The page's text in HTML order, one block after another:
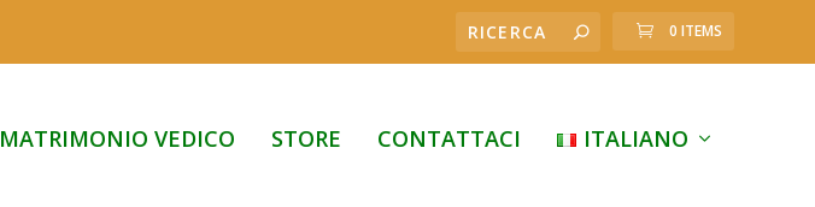
0 ITEMS
MATRIMONIO VEDICO STORE CONTATTACI ITALIANO